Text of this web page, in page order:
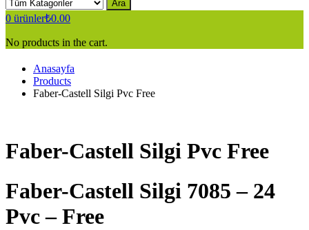
Ara
0 ürünler₺0.00
No products in the cart.
Anasayfa
Products
Faber-Castell Silgi Pvc Free
Faber-Castell Silgi Pvc Free
Faber-Castell Silgi 7085 – 24
Pvc – Free